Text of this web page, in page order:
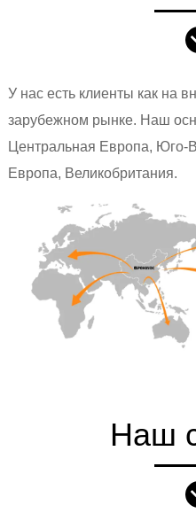
У нас есть клиенты как на
зарубежном рынке. Наш
Центральная Европа, Юго-
Европа, Великобритания.
Наш